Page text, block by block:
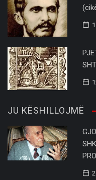
JU KËSHILLOJMË